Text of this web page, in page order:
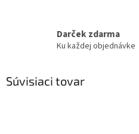
Darček zdarma
Ku každej objednávke
Súvisiaci tovar